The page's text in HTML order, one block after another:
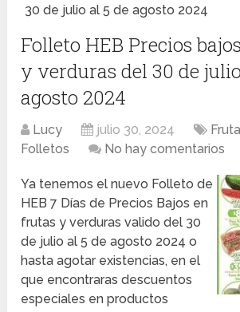
30 de julio al 5 de agosto 2024
Folleto HEB Precios
y verduras del 30 de
agosto 2024
Lucy julio 30, 2024
Folletos
No hay comentarios
Ya tenemos el nuevo Folleto de
HEB 7 Días de Precios Bajos en
frutas y verduras valido del 30
de julio al 5 de agosto 2024 o
hasta agotar existencias, en el
que encontraras descuentos
especiales en productos